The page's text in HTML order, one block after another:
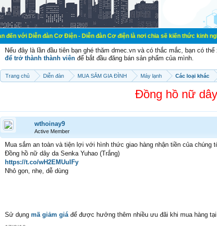
đàn Cơ Điện - Diễn đàn Cơ điện là nơi chia sẽ kiến thức kinh nghiệm
Nếu đây là lần đầu tiên bạn ghé thăm dmec.vn và có thắc mắc, bạn có
để trở thành thành viên để bắt đầu đăng bán sản phẩm của mình.
Trang chủ Diễn đàn MUA SẮM GIA ĐÌNH Máy lạnh Các loại khác
Đồng hồ nữ
wthoinay9
Active Member
Mua sắm an toàn và tiện lợi với hình thức giao hàng nhận tiền của
Đồng hồ nữ dây da Senka Yuhao (Trắng)
https://t.co/wH2EMUuIFy
Nhỏ gọn, nhẹ, dễ dùng
Sử dụng mã giảm giáđể được hưởng thêm nhiều ưu đãi khi mua hàng